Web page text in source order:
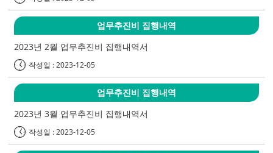
업무추진비 집행내역
2023년 2월 업무추진비 집행내역서
작성일 : 2023-12-05
업무추진비 집행내역
2023년 3월 업무추진비 집행내역서
작성일 : 2023-12-05